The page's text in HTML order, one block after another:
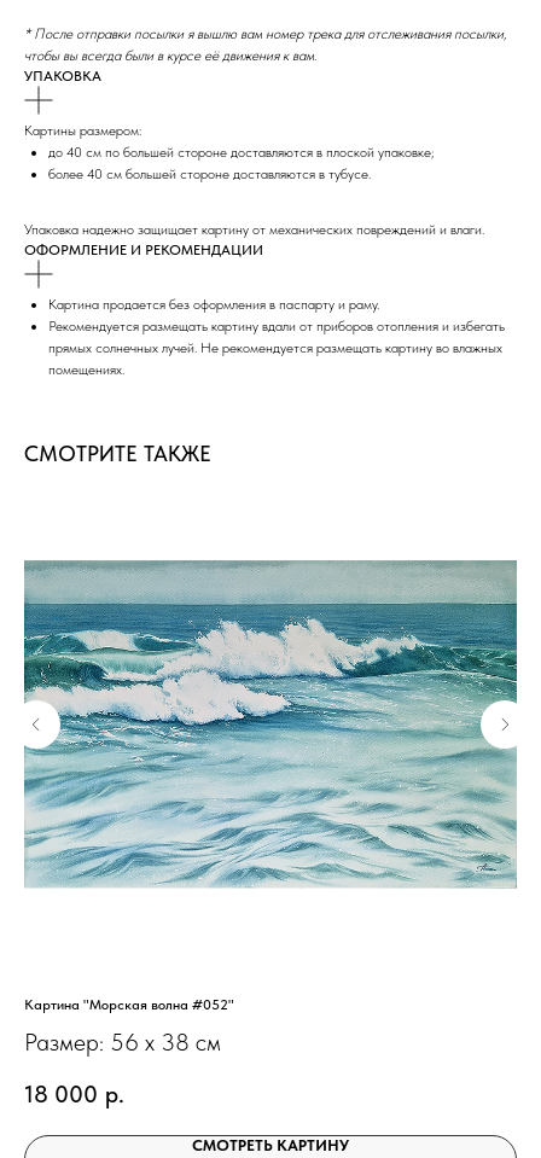
* После отправки посылки я вышлю вам номер трека для отслеживания посылки,
чтобы вы всегда были в курсе её движения к вам.
УПАКОВКА
Картины размером:
до 40 см по большей стороне доставляются в плоской упаковке;
более 40 см большей стороне доставляются в тубусе.
Упаковка надежно защищает картину от механических повреждений и влаги.
ОФОРМЛЕНИЕ И РЕКОМЕНДАЦИИ
Картина продается без оформления в паспарту и раму.
Рекомендуется размещать картину вдали от приборов отопления и избегать
прямых солнечных лучей. Не рекомендуется размещать картину во влажных
помещениях.
СМОТРИТЕ ТАКЖЕ
Картина "Морская волна #052"
Размер: 56 х 38 см
18 000 р.
СМОТРЕТЬ КАРТИНУ